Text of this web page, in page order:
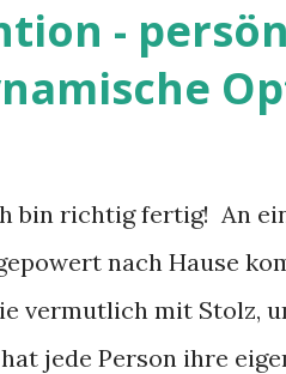
-
bin richtig fertig! An
nach Hause
vermutlich mit Stolz,
jede Person ihre